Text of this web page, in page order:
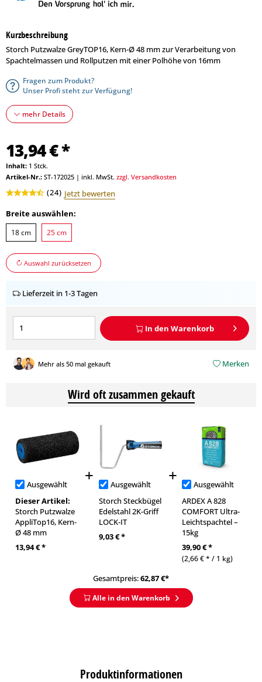
Kurzbeschreibung
Storch Putzwalze GreyTOP16, Kern-Ø 48 mm zur Verarbeitung von
Spachtelmassen und Rollputzen mit einer Polhöhe von 16mm
Fragen zum Produkt?
Unser Profi steht zur Verfügung!
mehr Details
13,94 € *
Inhalt: 1 Stck.
Artikel-Nr.: ST-172025 | inkl. MwSt. zzgl. Versandkosten
(24) Jetzt bewerten
Breite auswählen:
18 cm 25 cm
Auswahl zurücksetzen
Lieferzeit in 1-3 Tagen
In den Warenkorb
Mehr als 50 mal gekauft Merken
Wird oft zusammen gekauft
Ausgewählt
Dieser Artikel:
Storch Putzwalze
AppliTop16, Kern-
Ø 48 mm
13,94 € *
Ausgewählt
Storch Steckbügel
Edelstahl 2K-Griff
LOCK-IT
9,03 € *
Ausgewählt
ARDEX A 828
COMFORT Ultra-
Leichtspachtel –
15kg
39,90 € *
(2,66 € * / 1 kg)
Gesamtpreis:62,87€*
Alle in den Warenkorb
Produktinformationen